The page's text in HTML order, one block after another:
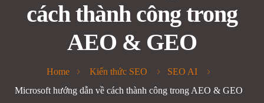
cách thành công trong
AEO & GEO
Home Kiến thức SEO
SEO AI
Microsoft hướng dẫn về cách thành công trong AEO & GEO